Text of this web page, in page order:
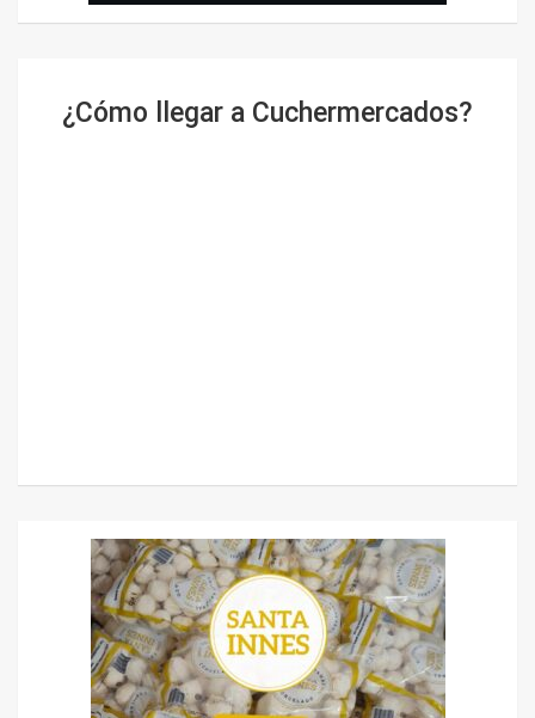
¿Cómo llegar a Cuchermercados?